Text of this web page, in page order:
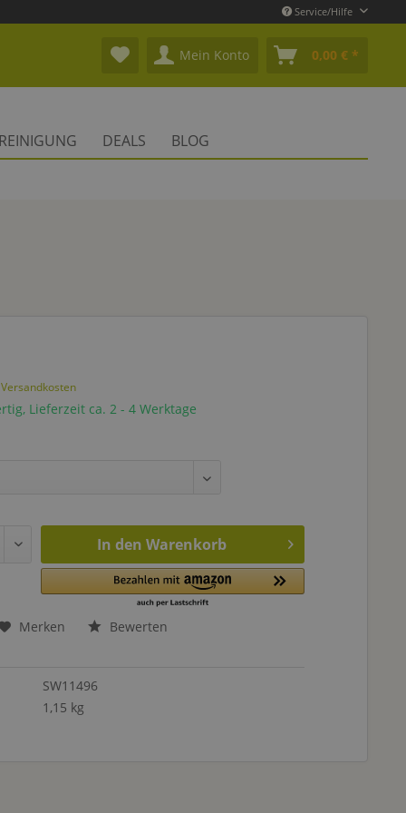
Service/Hilfe
Mein Konto 0,00 € *
DEALS BLOG
Lieferzeit ca. 2 - 4 Werktage
In den Warenkorb
Merken Bewerten
SW11496
1,15 kg